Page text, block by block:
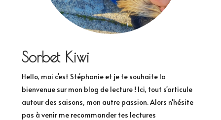
Sorbet Kiwi
Hello, moi c'est Stéphanie et je te souhaite la
bienvenue sur mon blog de lecture ! Ici, tout s'articule
autour des saisons, mon autre passion. Alors n'hésite
pas à venir me recommander tes lectures